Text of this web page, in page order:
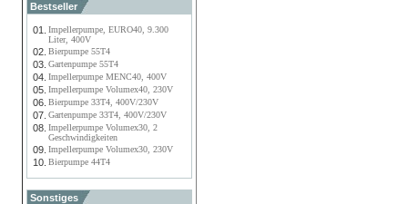
Bestseller
01.
Impellerpumpe, EURO40, 9.300
Liter, 400V
02. Bierpumpe 55T4
03. Gartenpumpe 55T4
04. Impellerpumpe MENC40, 400V
05. Impellerpumpe Volumex40, 230V
06. Bierpumpe 33T4, 400V/230V
07. Gartenpumpe 33T4, 400V/230V
08. Impellerpumpe Volumex30, 2
Geschwindigkeiten
09. Impellerpumpe Volumex30, 230V
10. Bierpumpe 44T4
Sonstiges